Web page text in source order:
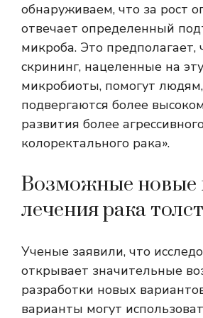
обнаруживаем, что за рост
отвечает определенный
микроба. Это предполагает,
скрининг, нацеленные на
микробиоты, помогут
подвергаются более
развития более
колоректального рака».
Возможные новые
лечения рака
Ученые заявили, что
открывает значительные
разработки новых
варианты могут